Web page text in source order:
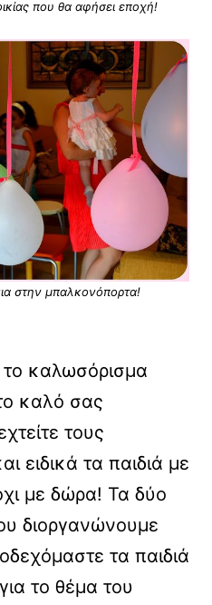
που θα αφήσει εποχή!
στην μπαλκονόπορτα!
καλωσόρισμα
καλό σας
τους
ειδικά τα παιδιά με
με δώρα! Τα δύο
διοργανώνουμε
τα παιδιά
το θέμα του